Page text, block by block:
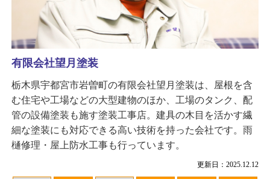
更新日：2025.12.12
有限会社望月塗装
栃木県宇都宮市岩曽町の有限会社望月塗装は、屋根を含
む住宅や工場などの大型建物のほか、工場のタンク、配
管の設備塗装も施す塗装工事店。建具の木目を活かす繊
細な塗装にも対応できる高い技術を持った会社です。雨
樋修理・屋上防水工事も行っています。